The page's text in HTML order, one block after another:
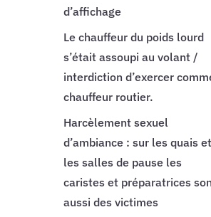
d’affichage
Le chauffeur du poids lourd
s’était assoupi au volant /
interdiction d’exercer
chauffeur routier.
Harcèlement sexuel
d’ambiance : sur les quais et
les salles de pause les
caristes et préparatrices
aussi des victimes